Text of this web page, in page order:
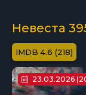
Невеста
4.6 (218)
23.03.2026